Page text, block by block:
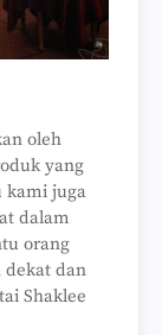
oleh
yang
kami juga
dalam
orang
dekat dan
Shaklee